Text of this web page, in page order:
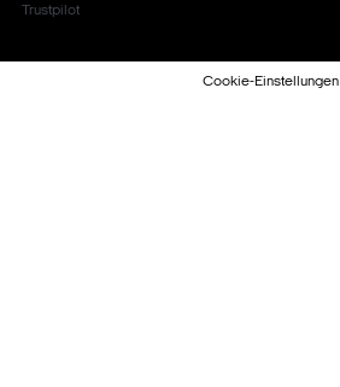
Trustpilot
Cookie-Einstellungen